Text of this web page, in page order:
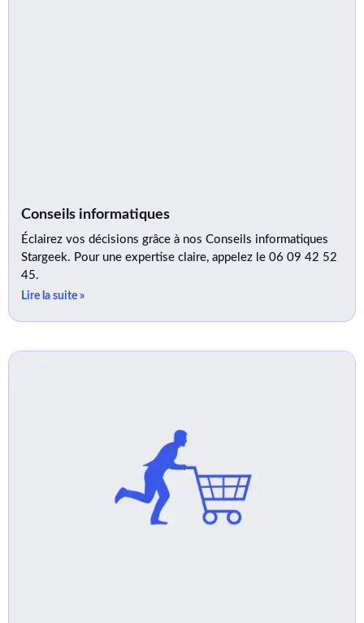
Conseils informatiques
Éclairez vos décisions grâce à nos Conseils informatiques
Stargeek. Pour une expertise claire, appelez le 06 09 42 52
45.
Lire la suite »